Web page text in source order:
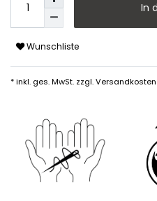
In
Wunschliste
* inkl. ges. MwSt. zzgl.Versandkosten